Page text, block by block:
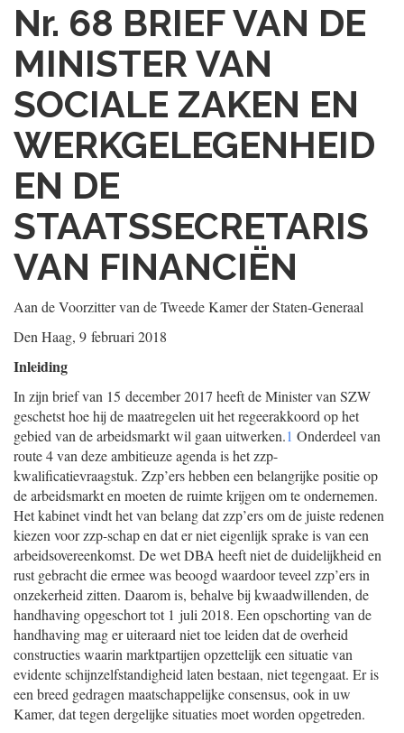
Nr. 68 BRIEF VAN DE
MINISTER VAN
SOCIALE ZAKEN EN
WERKGELEGENHEID
EN DE
STAATSSECRETARIS
VAN FINANCIËN
Aan de Voorzitter van de Tweede Kamer der Staten-Generaal
Den Haag, 9 februari 2018
Inleiding
In zijn brief van 15 december 2017 heeft de Minister van SZW
geschetst hoe hij de maatregelen uit het regeerakkoord op het
gebied van de arbeidsmarkt wil gaan uitwerken.1 Onderdeel van
route 4 van deze ambitieuze agenda is het zzp-
kwalificatievraagstuk. Zzp’ers hebben een belangrijke positie op
de arbeidsmarkt en moeten de ruimte krijgen om te ondernemen.
Het kabinet vindt het van belang dat zzp’ers om de juiste redenen
kiezen voor zzp-schap en dat er niet eigenlijk sprake is van een
arbeidsovereenkomst. De wet DBA heeft niet de duidelijkheid en
rust gebracht die ermee was beoogd waardoor teveel zzp’ers in
onzekerheid zitten. Daarom is, behalve bij kwaadwillenden, de
handhaving opgeschort tot 1 juli 2018. Een opschorting van de
handhaving mag er uiteraard niet toe leiden dat de overheid
constructies waarin marktpartijen opzettelijk een situatie van
evidente schijnzelfstandigheid laten bestaan, niet tegengaat. Er is
een breed gedragen maatschappelijke consensus, ook in uw
Kamer, dat tegen dergelijke situaties moet worden opgetreden.